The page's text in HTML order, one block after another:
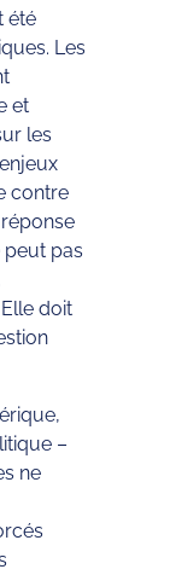
été
Les
et
les
contre
réponse
pas
doit
–
ne